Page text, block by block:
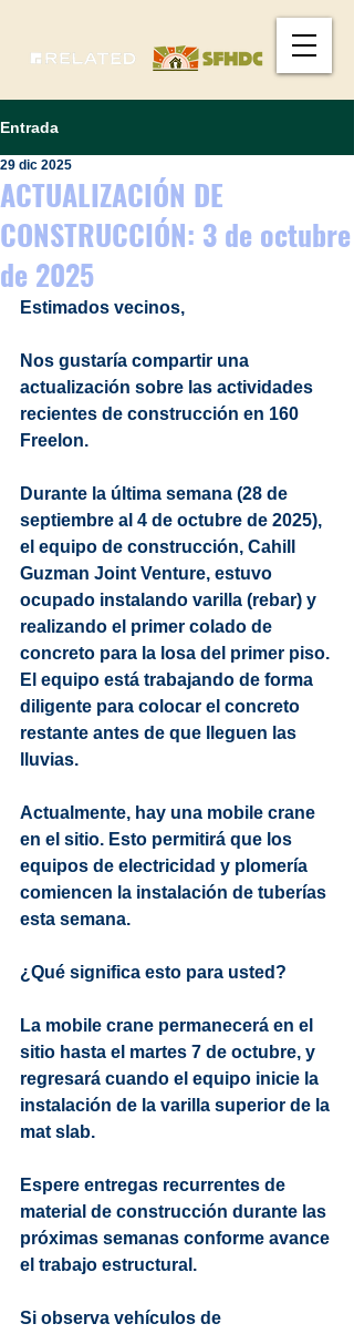
Entrada
ACTUALIZACIÓN DE
CONSTRUCCIÓN: 3 de octubre
de 2025
29 dic 2025
Estimados vecinos,
Nos gustaría compartir una
actualización sobre las actividades
recientes de construcción en 160
Freelon.
Durante la última semana (28 de
septiembre al 4 de octubre de 2025),
el equipo de construcción, Cahill
Guzman Joint Venture, estuvo
ocupado instalando varilla (rebar) y
realizando el primer colado de
concreto para la losa del primer piso.
El equipo está trabajando de forma
diligente para colocar el concreto
restante antes de que lleguen las
lluvias.
Actualmente, hay una mobile crane
en el sitio. Esto permitirá que los
equipos de electricidad y plomería
comiencen la instalación de tuberías
esta semana.
¿Qué significa esto para usted?
La mobile crane permanecerá en el
sitio hasta el martes 7 de octubre, y
regresará cuando el equipo inicie la
instalación de la varilla superior de la
mat slab.
Espere entregas recurrentes de
material de construcción durante las
próximas semanas conforme avance
el trabajo estructural.
Si observa vehículos de